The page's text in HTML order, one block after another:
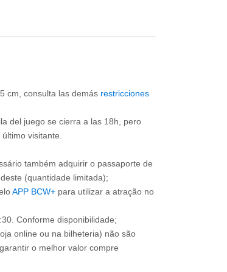
cm, consulta las demás restricciones
del juego se cierra a las 18h, pero
visitante.
também adquirir o passaporte de
(quantidade limitada);
APP BCW+ para utilizar a atração no
Conforme disponibilidade;
online ou na bilheteria) não são
o melhor valor compre